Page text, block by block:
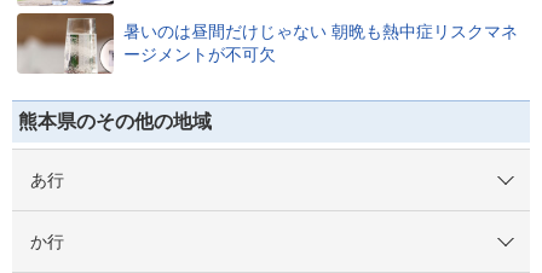
暑いのは昼間だけじゃない 朝晩も熱中症リスクマネ
ージメントが不可欠
熊本県のその他の地域
あ行
か行